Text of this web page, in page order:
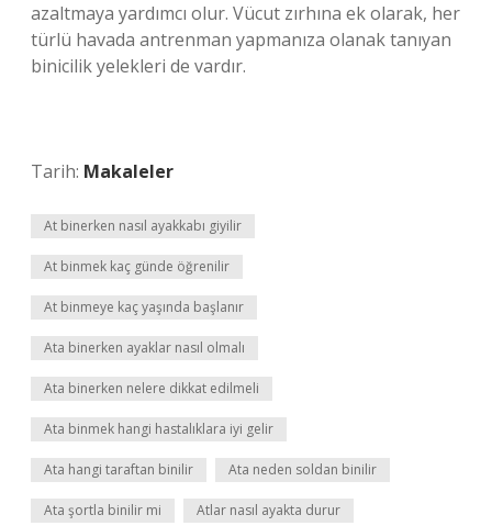
azaltmaya yardımcı olur. Vücut zırhına ek olarak, her
türlü havada antrenman yapmanıza olanak tanıyan
binicilik yelekleri de vardır.
Tarih: Makaleler
At binerken nasıl ayakkabı giyilir
At binmek kaç günde öğrenilir
At binmeye kaç yaşında başlanır
Ata binerken ayaklar nasıl olmalı
Ata binerken nelere dikkat edilmeli
Ata binmek hangi hastalıklara iyi gelir
Ata hangi taraftan binilir Ata neden soldan binilir
Ata şortla binilir mi Atlar nasıl ayakta durur